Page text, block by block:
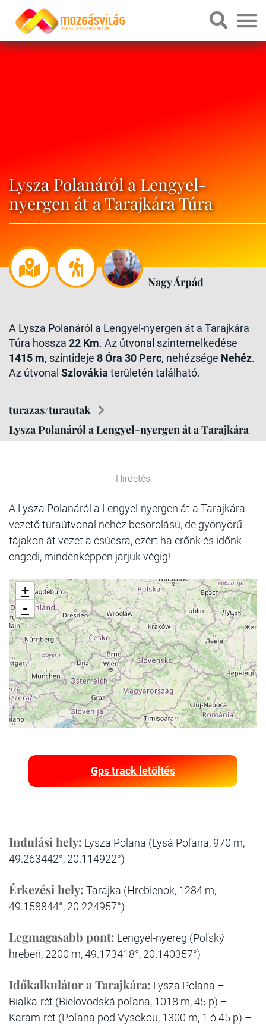
Lysza Polanáról a Lengyel-
nyergen át a Tarajkára Túra
Nagy Árpád
A Lysza Polanáról a Lengyel-nyergen át a Tarajkára
Túra hossza 22 Km. Az útvonal szintemelkedése
1415 m, szintideje 8 Óra 30 Perc, nehézsége Nehéz.
Az útvonal Szlovákia területén található.
turazas/turautak
Lysza Polanáról a Lengyel-nyergen át a Tarajkára
Hirdetés
A Lysza Polanáról a Lengyel-nyergen át a Tarajkára
vezető túraútvonal nehéz besorolású, de gyönyörű
tájakon át vezet a csúcsra, ezért ha erőnk és időnk
engedi, mindenképpen járjuk végig!
+
-
Gps track letöltés
Indulási hely: Lysza Polana (Lysá Poľana, 970 m,
49.263442°, 20.114922°)
Érkezési hely: Tarajka (Hrebienok, 1284 m,
49.158844°, 20.224957°)
Legmagasabb pont: Lengyel-nyereg (Poľský
hrebeň, 2200 m, 49.173418°, 20.140357°)
Időkalkulátor a Tarajkára: Lysza Polana –
Bialka-rét (Bielovodská poľana, 1018 m, 45 p) –
Karám-rét (Poľana pod Vysokou, 1300 m, 1 ó 45 p) –